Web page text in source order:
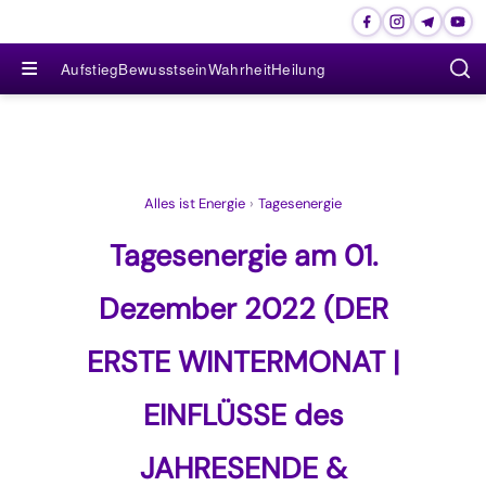
≡ AufstiegBewusstseinWahrheitHeilung
Alles ist Energie › Tagesenergie
Tagesenergie am 01.
Dezember 2022 (DER
ERSTE WINTERMONAT |
EINFLÜSSE des
JAHRESENDE &